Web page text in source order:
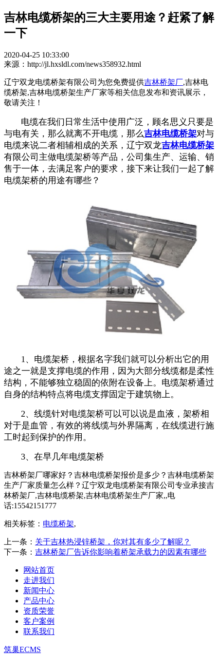
吉林电缆桥架的三大主要用途？赶紧了解
一下
2020-04-25 10:33:00
来源：http://jl.hxsldl.com/news358932.html
辽宁双龙电缆桥架有限公司为您免费提供吉林桥架厂,吉林电
缆桥架,吉林电缆桥架生产厂家等相关信息发布和资讯展示，
敬请关注！
电缆在我们日常生活中使用广泛，顾名思义只要是
与电有关，那么就离不开电缆，那么吉林电缆桥架对与
电缆来说二者相辅相成的关系，辽宁双龙吉林电缆桥架
有限公司主做电缆架桥等产品，公司集生产、运输、销
售于一体，去满足客户的要求，接下来让我们一起了解
电缆架桥的用途有哪些？
1、电缆架桥，根据名字我们就可以分析出它的用
途之一就是支撑电缆的作用，因为大部分线缆都是柔性
结构，不能够独立稳固的依附在设备上。电缆架桥通过
自身的结构特点将电缆支撑固定于建筑物上。
2、线缆针对电缆架桥可以可以说是血液，架桥相
对于是血管，有效的将线缆与外界隔离，在线缆进行施
工时起到保护的作用。
3、在早几年电缆架桥
吉林桥架厂哪家好？吉林电缆桥架报价是多少？吉林电缆桥架
生产厂家质量怎么样？辽宁双龙电缆桥架有限公司专业承接吉
林桥架厂,吉林电缆桥架,吉林电缆桥架生产厂家,,电
话:15542151777
相关标签： 电缆桥架,
上一条： 关于吉林热浸锌桥架，你对其有多少了解呢？
下一条： 吉林桥架厂告诉你影响着桥架承载力的因素有哪些
网站首页
走进我们
新闻中心
产品中心
资质荣誉
客户案例
联系我们
筑巢ECMS